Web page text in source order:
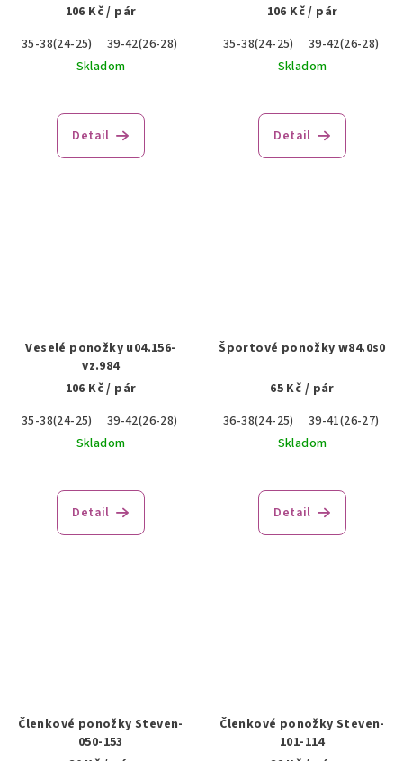
106 Kč/ pár
35-38(24-25)
39-42(26-28)
43-46(28-29)
Skladom
Detail
106 Kč/ pár
35-38(24-25)
39-42(26-28)
Skladom
Detail
Veselé ponožky u04.156-
vz.984
106 Kč/ pár
35-38(24-25)
39-42(26-28)
43-46(28-29)
Skladom
Detail
Športové ponožky w84.0s0
65 Kč / pár
36-38(24-25)
39-41(26-27)
Skladom
Detail
Členkové ponožky Steven-
050-153
Členkové ponožky Steven-
101-114